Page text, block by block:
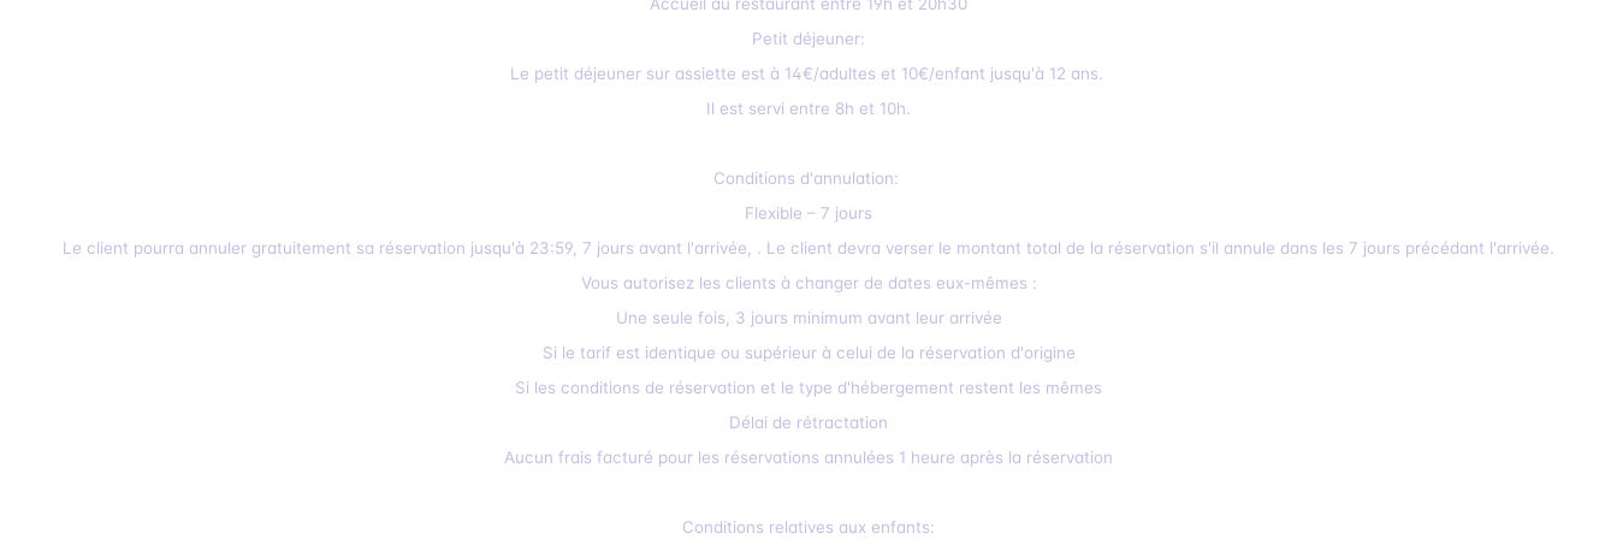
Petit déjeuner:
Le petit déjeuner sur assiette est à 14€/adultes et 10€/enfant jusqu'à 12 ans.
Il est servi entre 8h et 10h.
Conditions d'annulation:
Flexible – 7 jours
Le client pourra annuler gratuitement sa réservation jusqu'à 23:59, 7 jours avant l'arrivée, . Le client devra verser le montant total de la réservation s'il annule dans les 7 jours précédant l'arrivée.
Vous autorisez les clients à changer de dates eux-mêmes :
Une seule fois, 3 jours minimum avant leur arrivée
Si le tarif est identique ou supérieur à celui de la réservation d'origine
Si les conditions de réservation et le type d'hébergement restent les mêmes
Délai de rétractation
Aucun frais facturé pour les réservations annulées 1 heure après la réservation
Conditions relatives aux enfants: